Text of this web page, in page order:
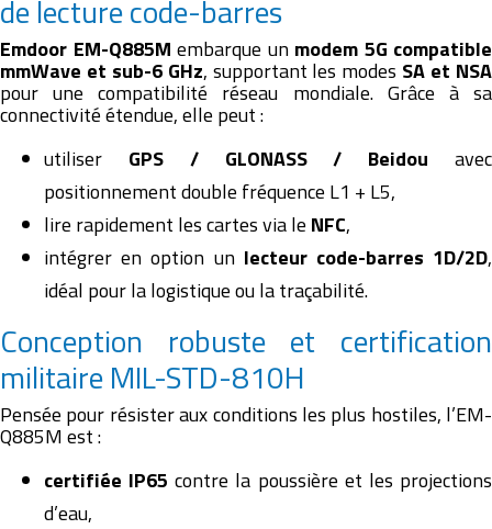
de lecture code-barres
Emdoor EM-Q885M embarque un modem 5G compatible
mmWave et sub-6 GHz, supportant les modes SA et NSA
pour une compatibilité réseau mondiale. Grâce à sa
connectivité étendue, elle peut :
utiliser GPS / GLONASS / Beidou avec
positionnement double fréquence L1 + L5,
lire rapidement les cartes via le NFC,
intégrer en option un lecteur code-barres 1D/2D,
idéal pour la logistique ou la traçabilité.
Conception robuste et certification
militaire MIL-STD-810H
Pensée pour résister aux conditions les plus hostiles, l’EM-
Q885M est :
certifiée IP65 contre la poussière et les projections
d’eau,